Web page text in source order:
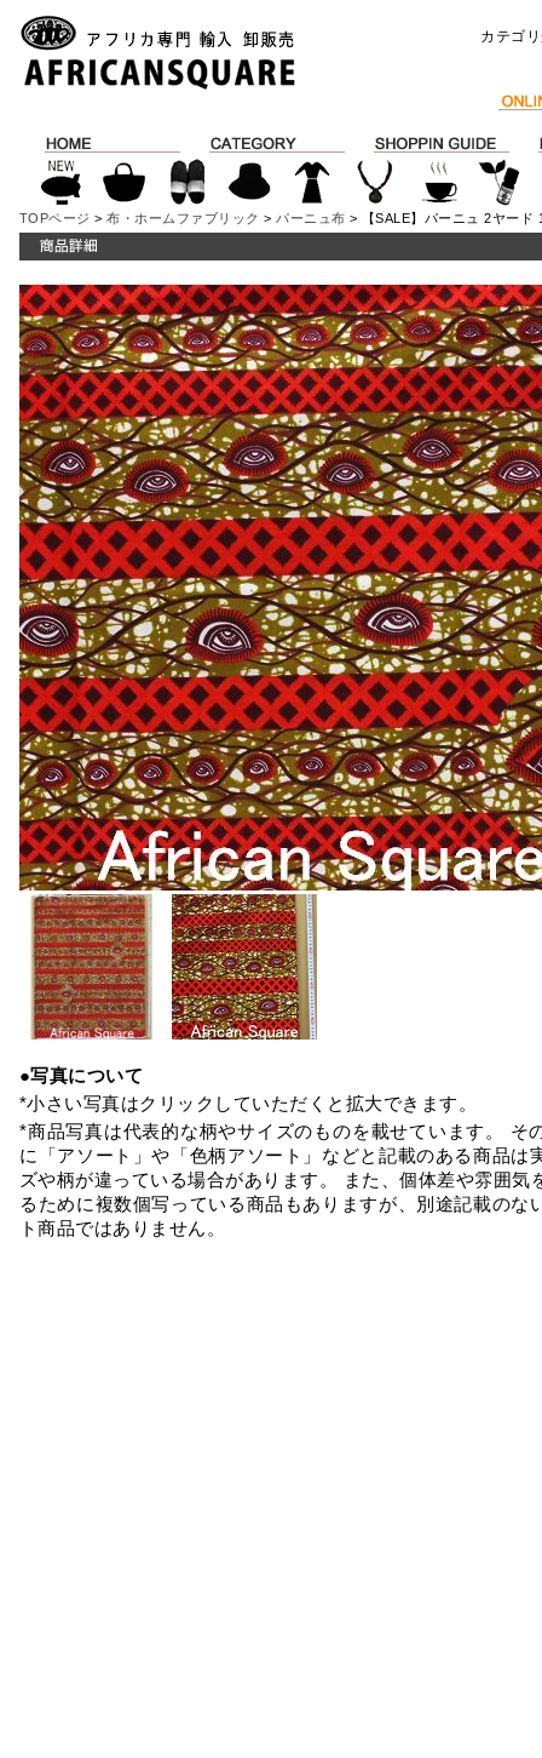
カテゴ
TOPページ >布・ホームファブリック > パーニュ布 > 【SALE】パーニュ 2ヤー
●写真について
*小さい写真はクリックしていただくと拡大できます。
*商品写真は代表的な柄やサイズのものを載せています。 そ
に「アソート」や「色柄アソート」などと記載のある商品は
ズや柄が違っている場合があります。 また、個体差や雰囲気
るために複数個写っている商品もありますが、別途記載のな
ト商品ではありません。